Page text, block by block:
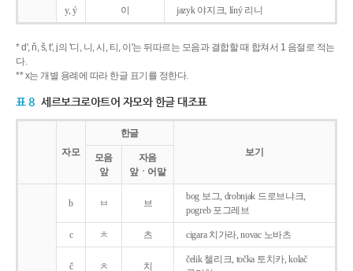
y, ý 이 jazyk야지크, líný 리니
* d', ň, š, t', j의 '디, 니, 시, 티, 이'는 뒤따르는 모음과 결합할 때 합쳐서 1 음절로 적는
다.
** x는 개별 용례에 따라 한글 표기를 정한다.
표 8 세르보크로아트어 자모와 한글 대조표
자모
한글
보기
모음
앞
자음
앞ㆍ어말
b ㅂ 브
bog 보그, drobnjak 드로브냐크,
pogreb 포그레브
c ㅊ 츠 cigara 치가라, novac 노바츠
č ㅊ 치
čelik 첼리크, točka 토치카, kolač